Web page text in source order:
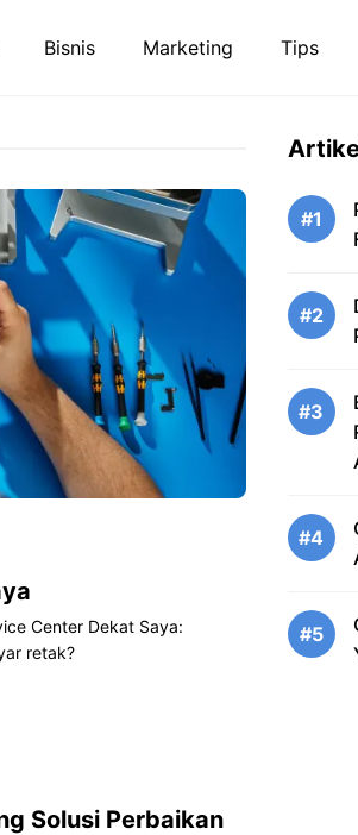
Bisnis Marketing Tips
Center Dekat Saya:
retak?
Solusi Perbaikan
#1
#2
#3
#4
#5